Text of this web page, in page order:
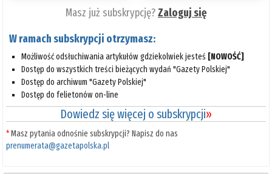
Masz już subskrypcję?Zaloguj się
W ramach subskrypcji otrzymasz:
Możliwość odsłuchiwania artykułów gdziekolwiek jesteś [NOWOŚĆ]
Dostęp do wszystkich treści bieżących wydań "Gazety Polskiej"
Dostęp do archiwum "Gazety Polskiej"
Dostęp do felietonów on-line
Dowiedz się więcej o subskrypcji»
*Masz pytania odnośnie subskrypcji? Napisz do nas
prenumerata@gazetapolska.pl